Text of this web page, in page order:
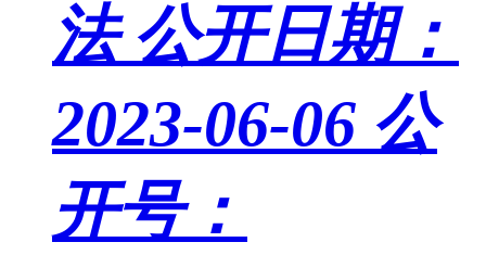
法 公开日期：
2023-06-06 公
开号：